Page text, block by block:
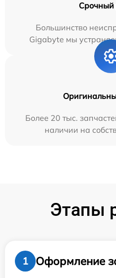
Срочный
Большинство
Gigabyte мы
Более 20 тыс.
наличии на
Этапы
1
Оформление